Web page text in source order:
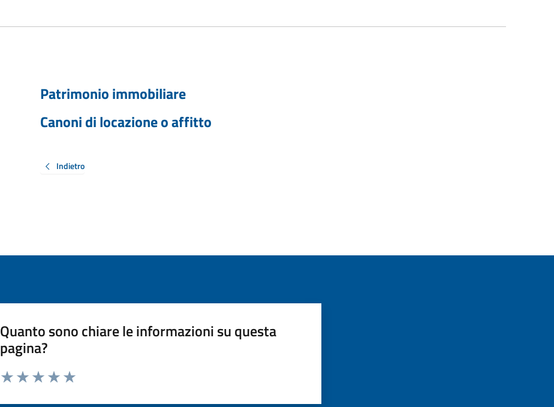
Patrimonio immobiliare
Canoni di locazione o affitto
Indietro
Quanto sono chiare le informazioni su questa
pagina?
Valuta da 1 a 5 stelle la pagina